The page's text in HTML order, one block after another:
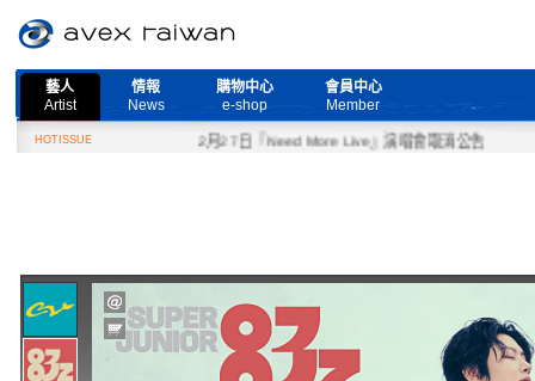
藝人
Artist
情報
News
購物中心
e-shop
會員中心
Member
HOTISSUE 2月27日『Need More Live』演唱會取消公告